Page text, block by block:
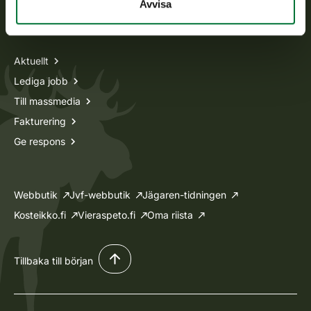
Avvisa
Information om oss
Aktuellt
Lediga jobb
Till massmedia
Fakturering
Ge respons
Webbutik Jvf-webbutik
Jägaren-tidningen
Kosteikko.fi
Vieraspeto.fi Oma riista
Tillbaka till början